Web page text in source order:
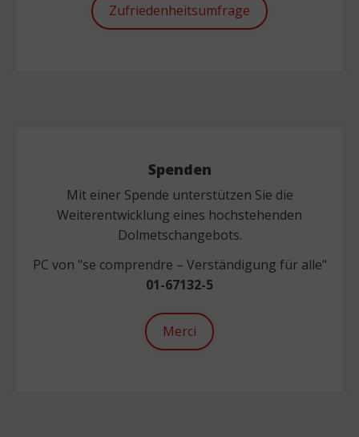
Zufriedenheitsumfrage
Spenden
Mit einer Spende unterstützen Sie die
Weiterentwicklung eines hochstehenden
Dolmetschangebots.
PC von "se comprendre – Verständigung für alle"
01-67132-5
Merci